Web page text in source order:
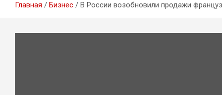
Главная Бизнес В России возобновили продажи